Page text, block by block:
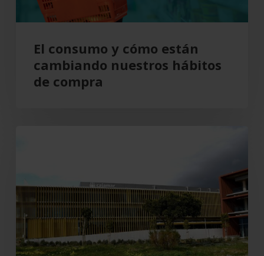
compra
El consumo y cómo están
cambiando nuestros hábitos
de compra
193
millones,
un
8,5
%